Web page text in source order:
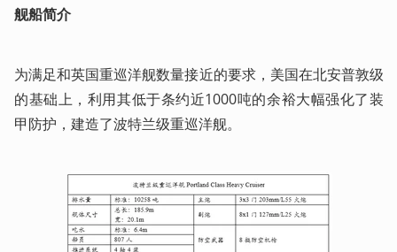
舰船简介
为满足和英国重巡洋舰数量接近的要求，美国在北安普敦级
的基础上，利用其低于条约近1000吨的余裕大幅强化了装
甲防护，建造了波特兰级重巡洋舰。